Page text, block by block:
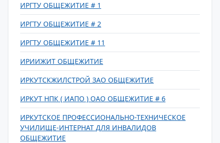
ИРГТУ ОБЩЕЖИТИЕ # 1
ИРГТУ ОБЩЕЖИТИЕ # 2
ИРГТУ ОБЩЕЖИТИЕ # 11
ИРИИЖИТ ОБЩЕЖИТИЕ
ИРКУТСКЖИЛСТРОЙ ЗАО ОБЩЕЖИТИЕ
ИРКУТ НПК ( ИАПО ) ОАО ОБЩЕЖИТИЕ # 6
ИРКУТСКОЕ ПРОФЕССИОНАЛЬНО-ТЕХНИЧЕСКОЕ
УЧИЛИЩЕ-ИНТЕРНАТ ДЛЯ ИНВАЛИДОВ
ОБЩЕЖИТИЕ